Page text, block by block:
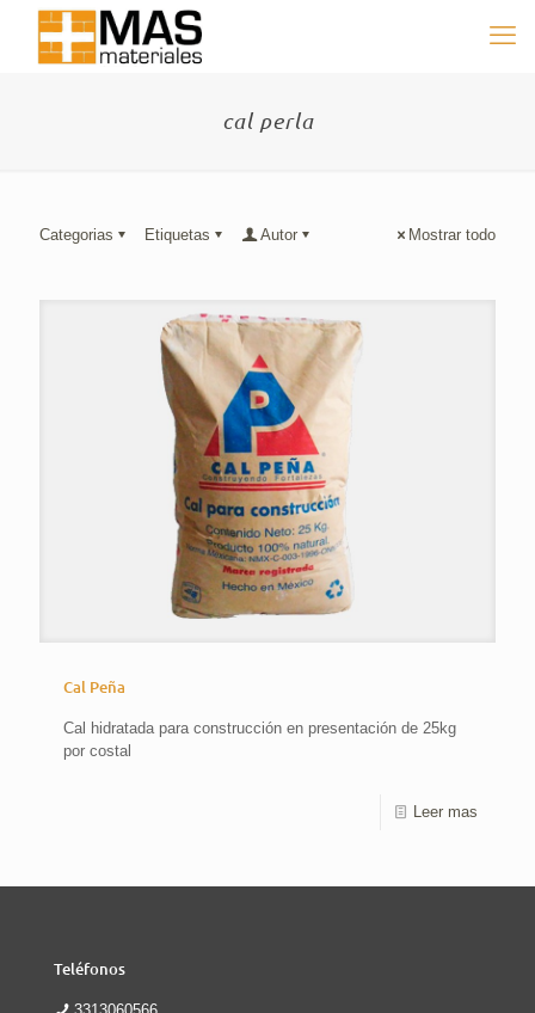
cal perla
Categorias Etiquetas Autor Mostrar todo
Cal Peña
Cal hidratada para construcción en presentación de 25kg
por costal
Leer mas
Teléfonos
3313060566